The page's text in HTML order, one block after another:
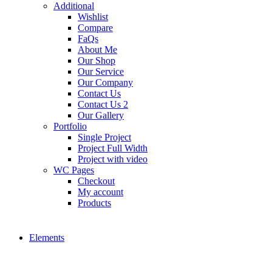
Additional
Wishlist
Compare
FaQs
About Me
Our Shop
Our Service
Our Company
Contact Us
Contact Us 2
Our Gallery
Portfolio
Single Project
Project Full Width
Project with video
WC Pages
Checkout
My account
Products
Elements